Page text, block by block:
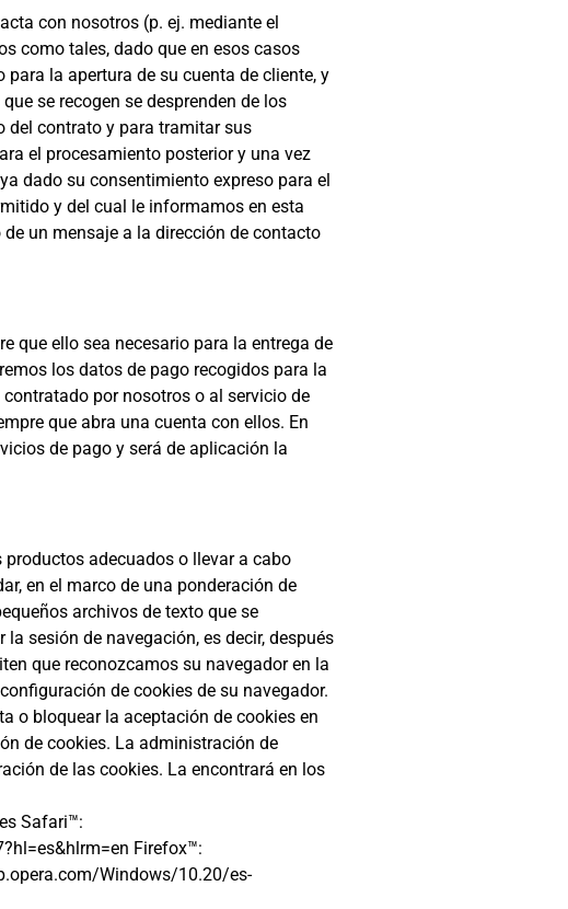
con nosotros (p. ej. mediante el
como tales, dado que en esos casos
la apertura de su cuenta de cliente, y
se recogen se desprenden de los
del contrato y para tramitar sus
el procesamiento posterior y una vez
dado su consentimiento expreso para el
y del cual le informamos en esta
un mensaje a la dirección de contacto
que ello sea necesario para la entrega de
los datos de pago recogidos para la
por nosotros o al servicio de
que abra una cuenta con ellos. En
de pago y será de aplicación la
adecuados o llevar a cabo
en el marco de una ponderación de
archivos de texto que se
sesión de navegación, es decir, después
que reconozcamos su navegador en la
de cookies de su navegador.
o bloquear la aceptación de cookies en
de cookies. La administración de
de las cookies. La encontrará en los
Safari™:
Firefox™:
Windows/10.20/es-